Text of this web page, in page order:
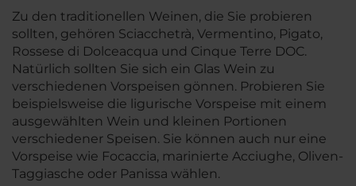
Zu den traditionellen Weinen, die Sie probieren
sollten, gehören Sciacchetrà, Vermentino, Pigato,
Rossese di Dolceacqua und Cinque Terre DOC.
Natürlich sollten Sie sich ein Glas Wein zu
verschiedenen Vorspeisen gönnen. Probieren Sie
beispielsweise die ligurische Vorspeise mit einem
ausgewählten Wein und kleinen Portionen
verschiedener Speisen. Sie können auch nur eine
Vorspeise wie Focaccia, marinierte Acciughe, Oliven-
Taggiasche oder Panissa wählen.